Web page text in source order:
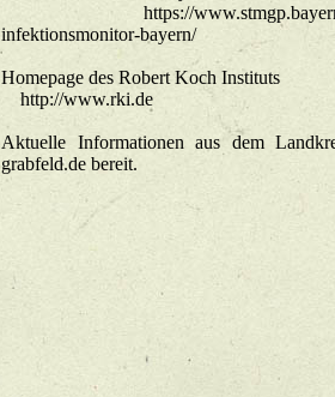
https://​www.​stmgp.​bayern.​de/​
infektionsmonitor-bayern/​
Home­page des Ro­bert Koch In­sti­tuts
http://​www.​rki.​de
Ak­tu­el­le In­for­ma­tio­nen aus dem
grabfeld.​de be­reit.